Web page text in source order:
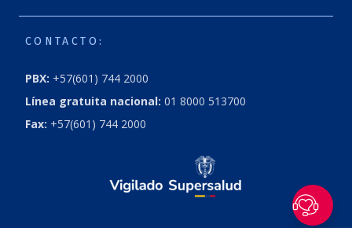
CONTACTO:
PBX: +57(601) 744 2000
Línea gratuita nacional: 01 8000 513700
Fax: +57(601) 744 2000